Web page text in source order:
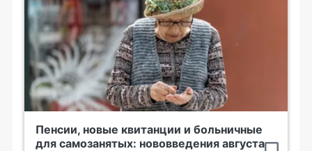
Пенсии, новые квитанции и больничные
для самозанятых: нововведения августа